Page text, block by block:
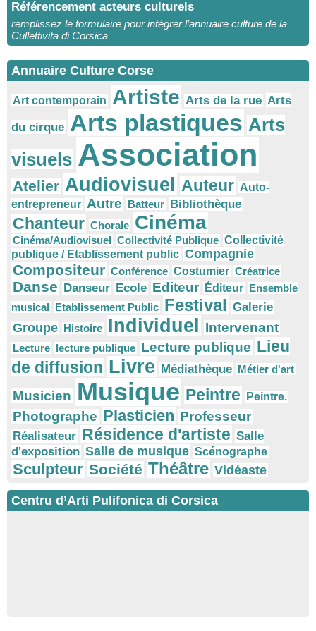
Référencement acteurs culturels
remplissez le formulaire pour intégrer l’annuaire culture de la
Cullettivita di Corsica
Annuaire Culture Corse
Art contemporain Artiste Arts de la rue Arts
du cirque Arts plastiques Arts
visuels Association
Atelier Audiovisuel Auteur Auto-
entrepreneur Autre Batteur Bibliothèque
Chanteur Chorale Cinéma
Cinéma/Audiovisuel Collectivité Publique Collectivité
publique / Etablissement public Compagnie
Compositeur Conférence Costumier Créatrice
Danse Danseur Ecole Editeur Éditeur Ensemble
musical Etablissement Public Festival Galerie
Groupe Histoire Individuel Intervenant
Lecture lecture publique Lecture publique Lieu
de diffusion Livre Médiathèque Métier d'art
Musicien Musique Peintre Peintre.
Photographe Plasticien Professeur
Réalisateur Résidence d'artiste Salle
d'exposition Salle de musique Scénographe
Sculpteur Société Théâtre Vidéaste
Centru d’Arti Pulifonica di Corsica